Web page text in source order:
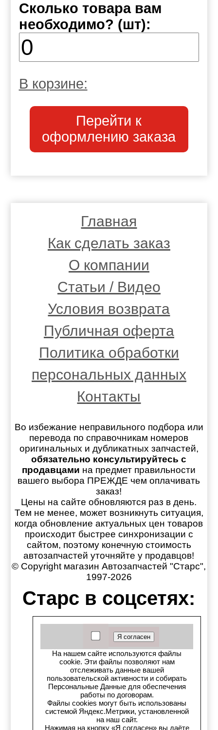
Сколько товара вам
необходимо? (шт):
В корзине:
Перейти к
оформлению заказа
Главная
Как сделать заказ
О компании
Статьи / Видео
Условия возврата
Публичная оферта
Политика обработки
персональных данных
Контакты
Во избежание неправильного подбора или
перевода по справочникам номеров
оригинальных и дубликатных запчастей,
обязательно консультируйтесь с
продавцами на предмет правильности
вашего выбора ПРЕЖДЕ чем оплачивать
заказ!
Цены на сайте обновляются раз в день.
Тем не менее, может возникнуть ситуация,
когда обновление актуальных цен товаров
происходит быстрее синхронизации с
сайтом, поэтому конечную стоимость
автозапчастей уточняйте у продавцов!
© Copyright магазин Автозапчастей "Старс",
1997-2026
Старс в соцсетях:
Старс вКонтакте
Старс в YouTube
Телеграм-канал
Старс на Drom.ru
Старс в auto.ru
Старс в картах Яндекс
На нашем сайте используются файлы
cookie. Эти файлы позволяют нам
отслеживать данные вашей
пользовательской активности и собирать
Персональные Данные для обеспечения
работы по договорам.
Файлы cookies могут быть использованы
системой Яндекс.Метрики, установленной
на наш сайт.
Нажимая на кнопку «Я согласен» вы даёте